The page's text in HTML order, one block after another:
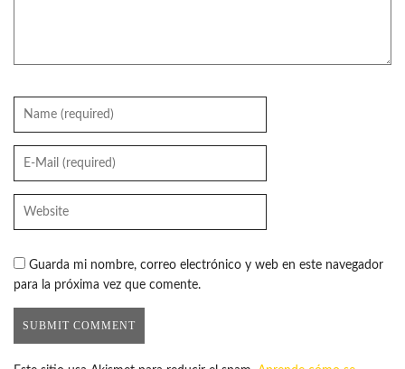
Guarda mi nombre, correo electrónico y web en este navegador
para la próxima vez que comente.